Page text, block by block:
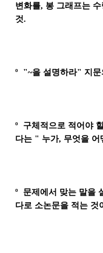
변화를, 봉 그래프는
것.
º "~을 설명하라" 지문
º 구체적으로 적어야
다는 " 누가, 무엇을
º 문제에서 맞는 말을
다로 소논문을 적는 것